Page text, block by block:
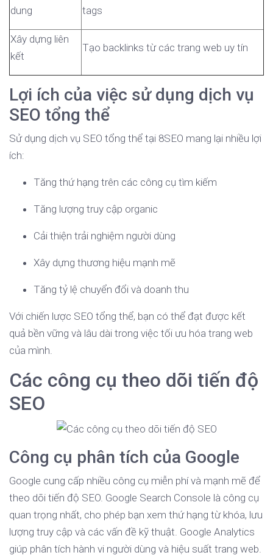
dung
tags
Xây dựng liên
kết
Tạo backlinks từ các trang web uy tín
Lợi ích của việc sử dụng dịch vụ
SEO tổng thể
Sử dụng dịch vụ SEO tổng thể tại 8SEO mang lại nhiều lợi
ích:
Tăng thứ hạng trên các công cụ tìm kiếm
Tăng lượng truy cập organic
Cải thiện trải nghiệm người dùng
Xây dựng thương hiệu mạnh mẽ
Tăng tỷ lệ chuyển đổi và doanh thu
Với chiến lược SEO tổng thể, bạn có thể đạt được kết
quả bền vững và lâu dài trong việc tối ưu hóa trang web
của mình.
Các công cụ theo dõi tiến độ
SEO
Công cụ phân tích của Google
Google cung cấp nhiều công cụ miễn phí và mạnh mẽ để
theo dõi tiến độ SEO. Google Search Console là công cụ
quan trọng nhất, cho phép bạn xem thứ hạng từ khóa, lưu
lượng truy cập và các vấn đề kỹ thuật. Google Analytics
giúp phân tích hành vi người dùng và hiệu suất trang web.